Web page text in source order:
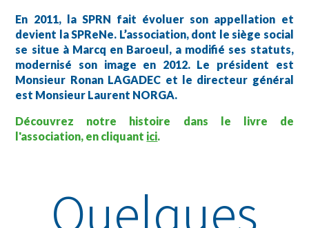
En 2011, la SPRN fait évoluer son appellation et
devient la SPReNe. L’association, dont le siège social
se situe à Marcq en Baroeul, a modifié ses statuts,
modernisé son image en 2012. Le président est
Monsieur Ronan LAGADEC et le directeur général
est Monsieur Laurent NORGA.
Découvrez notre histoire dans le livre de
l'association, en cliquant ici.
Quelques